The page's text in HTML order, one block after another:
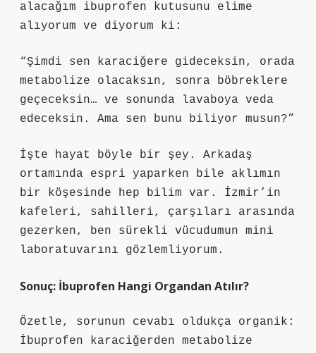
alacağım ibuprofen kutusunu elime
alıyorum ve diyorum ki:
“Şimdi sen karaciğere gideceksin, orada
metabolize olacaksın, sonra böbreklere
geçeceksin… ve sonunda lavaboya veda
edeceksin. Ama sen bunu biliyor musun?”
İşte hayat böyle bir şey. Arkadaş
ortamında espri yaparken bile aklımın
bir köşesinde hep bilim var. İzmir’in
kafeleri, sahilleri, çarşıları arasında
gezerken, ben sürekli vücudumun mini
laboratuvarını gözlemliyorum.
Sonuç: İbuprofen Hangi Organdan Atılır?
Özetle, sorunun cevabı oldukça organik:
İbuprofen karaciğerden metabolize